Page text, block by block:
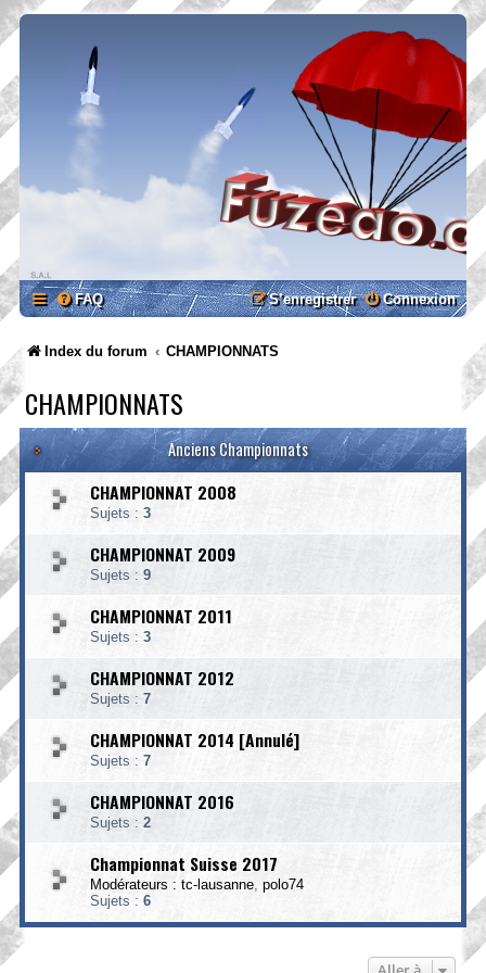
FAQ Connexion
S’enregistrer
Index du forum CHAMPIONNATS
CHAMPIONNATS
Anciens Championnats
CHAMPIONNAT 2008
Sujets : 3
CHAMPIONNAT 2009
Sujets : 9
CHAMPIONNAT 2011
Sujets : 3
CHAMPIONNAT 2012
Sujets : 7
CHAMPIONNAT 2014 [Annulé]
Sujets : 7
CHAMPIONNAT 2016
Sujets : 2
Championnat Suisse 2017
Modérateurs : tc-lausanne polo74
Sujets : 6